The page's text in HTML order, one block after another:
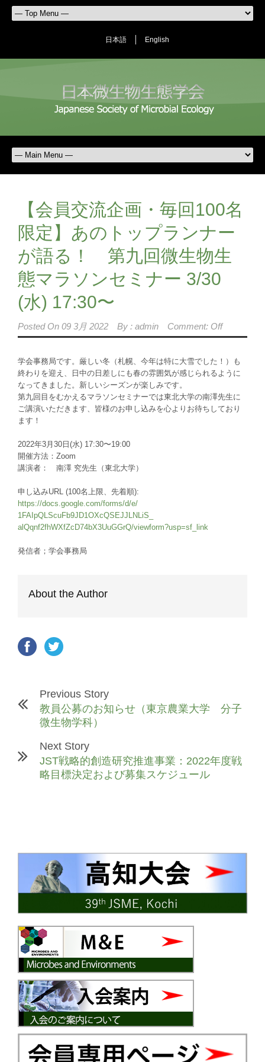
日本語 English
【会員交流企画・毎回100名
限定】あのトップランナー
が語る！ 第九回微生物生
態マラソンセミナー 3/30
(水) 17:30〜
Posted On 09 3月 2022 By : admin Comment: Off
学会事務局です。厳しい冬（札幌、今年は特に大雪でした！）
も
終わりを迎え、
日中の日差しにも春の雰囲気が感じられるように
なってきました。 新しいシーズンが楽しみです。
第九回目をむかえるマラソンセミナーでは東北大学の南澤先生に
ご講演いただきます、 皆様のお申し込みを心よりお待ちしており
ます！
2022年3月30日(水) 17:30〜19:00
開催方法：Zoom
講演者： 南澤 究先生（東北大学）
申し込みURL (100名上限、先着順):
https://docs.google.com/forms/d/e/
1FAIpQLScuFb9JD1OXcQSEJJLNLiS_
alQqnf2fhWXfZcD74bX3UuGGrQ/viewform?usp=sf_link
発信者；学会事務局
About the Author
Previous Story
教員公募のお知らせ（東京農業大学 分子
微生物学科）
Next Story
JST戦略的創造研究推進事業：2022年度戦
略目標決定および募集スケジュール